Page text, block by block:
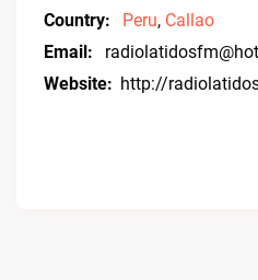
Country:
Peru, Callao
Email:
Website: http://